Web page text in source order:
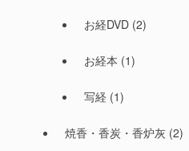
お経DVD(2)
お経本 (1)
写経 (1)
焼香・香炭・香炉灰 (2)